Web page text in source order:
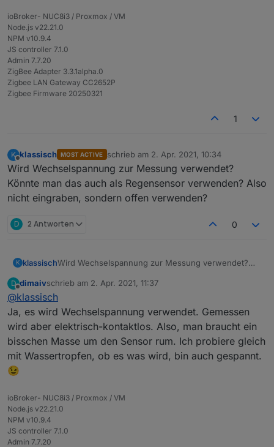
Sendeintervall:
Alte Firmware : 15 Minuten (kann ich vor dem Versand
ändern)
Neu Firmware: über Zigbee Adapter einstellbar
Neu Firmware:
ioBroker- NUC8i3 / Proxmox / VM
Node.js v22.21.0
NPM v10.9.4
JS controller 7.1.0
Admin 7.7.20
ZigBee Adapter 3.3.1alpha.0
Zigbee LAN Gateway CC2652P
Zigbee Firmware 20250321
1
K
Offline
klassisch MOST ACTIVE schrieb am 2. Apr. 2021, 10:34
zuletzt editiert von
Wird Wechselspannung zur Messung verwendet?
Könnte man das auch als Regensensor verwenden? Also
nicht eingraben, sondern offen verwenden?
D 2 Antworten 0
K klassischWird Wechselspannung zur Messung verwendet?
Also nicht eingraben, sondern offen verwenden?
D
Offline
dimaivschrieb am 2. Apr. 2021, 11:37
zuletzt editiert von
@klassisch
Ja, es wird Wechselspannung verwendet. Gemessen
wird aber elektrisch-kontaktlos. Also, man braucht ein
bisschen Masse um den Sensor rum. Ich probiere gleich
mit Wassertropfen, ob es was wird, bin auch gespannt.
😉
ioBroker- NUC8i3 / Proxmox / VM
Node.js v22.21.0
NPM v10.9.4
JS controller 7.1.0
Admin 7.7.20